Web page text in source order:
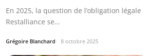
En 2025, la question de l’obligation
Restalliance se…
Grégoire Blanchard 8 octobre 2025